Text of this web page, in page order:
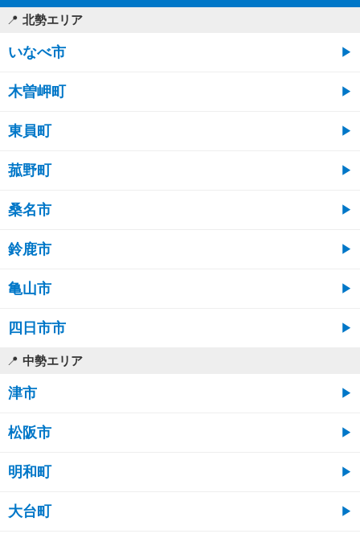
北勢エリア
いなべ市
木曽岬町
東員町
菰野町
桑名市
鈴鹿市
亀山市
四日市市
中勢エリア
津市
松阪市
明和町
大台町